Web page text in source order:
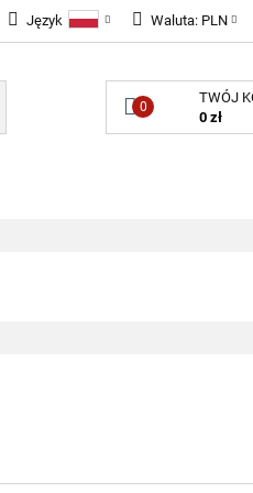
Język Waluta: PLN
EUR
GBP
0
TWÓJ
0 zł